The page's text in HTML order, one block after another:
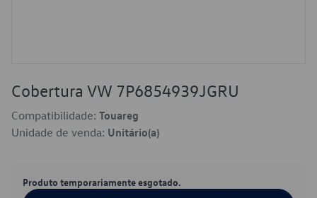
Cobertura VW 7P6854939JGRU
Compatibilidade: Touareg
Unidade de venda: Unitário(a)
Produto temporariamente esgotado.